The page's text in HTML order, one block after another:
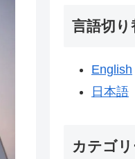
言語切り
English
日本語
カテゴリ